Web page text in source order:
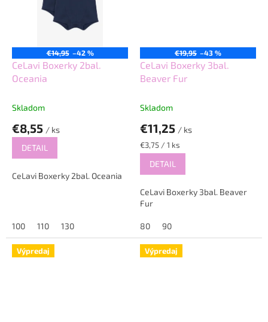
€14,95 –42 %
CeLavi Boxerky 2bal.
Oceania
Skladom
€8,55 / ks
DETAIL
CeLavi Boxerky 2bal. Oceania
100 110 130
€19,95 –43 %
CeLavi Boxerky 3bal.
Beaver Fur
Skladom
€11,25 / ks
Jednotková
cena:
€3,75 / 1 ks
DETAIL
CeLavi Boxerky 3bal. Beaver
Fur
80 90
Výpredaj Výpredaj